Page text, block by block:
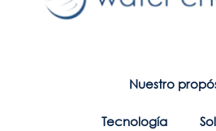
Nuestro
Tecnología